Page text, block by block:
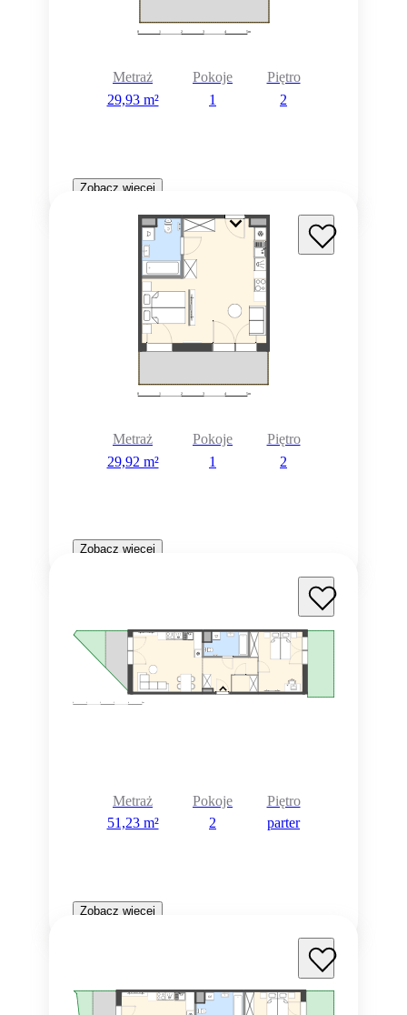
Metraż
29,93 m²
Pokoje
1
Piętro
2
Zobacz więcej
Metraż
29,92 m²
Pokoje
1
Piętro
2
Zobacz więcej
Metraż
51,23 m²
Pokoje
2
Piętro
parter
Zobacz więcej